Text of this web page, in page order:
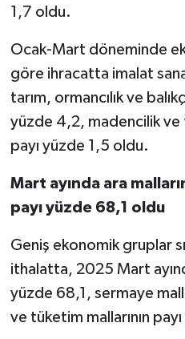
1,7 oldu.
Ocak-Mart döneminde
göre ihracatta imalat
tarım, ormancılık ve
yüzde 4,2, madencilik ve
payı yüzde 1,5 oldu.
Mart ayında ara
payı yüzde 68,1 oldu
Geniş ekonomik gruplar
ithalatta, 2025 Mart
yüzde 68,1, sermaye
ve tüketim mallarının